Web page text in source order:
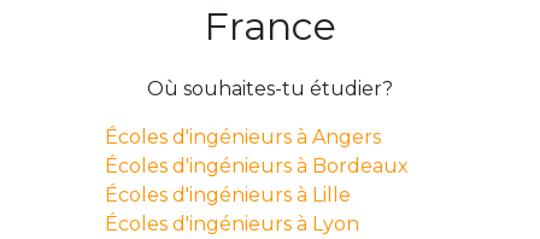
France
Où souhaites-tu étudier?
Écoles d'ingénieurs à Angers
Écoles d'ingénieurs à Bordeaux
Écoles d'ingénieurs à Lille
Écoles d'ingénieurs à Lyon